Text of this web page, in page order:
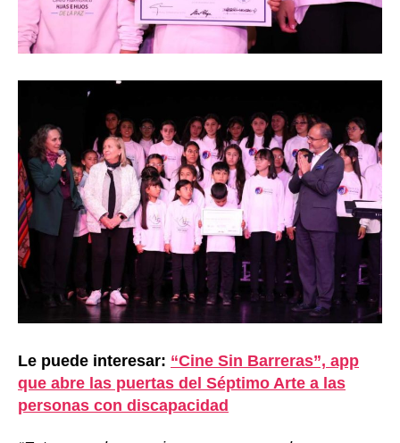
Le puede interesar: “Cine Sin Barreras”, app
que abre las puertas del Séptimo Arte a las
personas con discapacidad